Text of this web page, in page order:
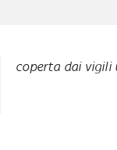
coperta dai vigili